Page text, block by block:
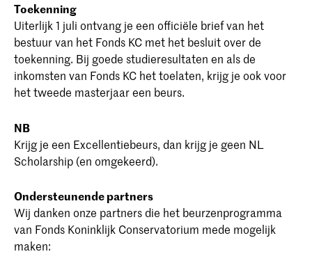
Toekenning
Uiterlijk 1 juli ontvang je een officiële brief van het
bestuur van het Fonds KC met het besluit over de
toekenning. Bij goede studieresultaten en als de
inkomsten van Fonds KC het toelaten, krijg je ook voor
het tweede masterjaar een beurs.
NB
Krijg je een Excellentiebeurs, dan krijg je geen NL
Scholarship (en omgekeerd).
Ondersteunende partners
Wij danken onze partners die het beurzenprogramma
van Fonds Koninklijk Conservatorium mede mogelijk
maken: